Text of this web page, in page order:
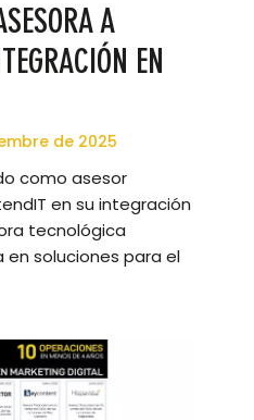
A
EN
de 2025
como asesor
en su integración
tecnológica
soluciones para el